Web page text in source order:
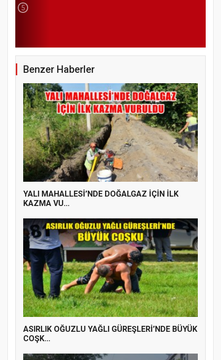
5
Benzer Haberler
YALI MAHALLESİ’NDE DOĞALGAZ İÇİN İLK
KAZMA VU...
ASIRLIK OĞUZLU YAĞLI GÜREŞLERİ’NDE BÜYÜK
COŞK...